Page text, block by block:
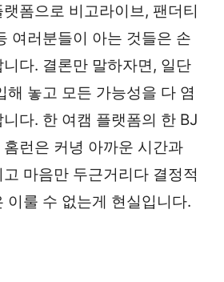
폼으로 비고라이브, 팬더티
여러분들이 아는 것들은 손
다. 결론만 말하자면, 일단
해 놓고 모든 가능성을 다 염
다. 한 여캠 플랫폼의 한 BJ
런은 커녕 아까운 시간과
마음만 두근거리다 결정적
이룰 수 없는게 현실입니다.